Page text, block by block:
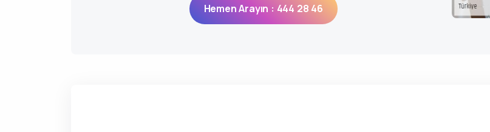
Hemen Arayın : 444 28 46